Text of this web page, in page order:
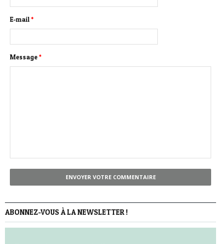
E-mail*
Message*
ENVOYER VOTRE COMMENTAIRE
ABONNEZ-VOUS À LA NEWSLETTER !